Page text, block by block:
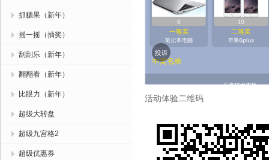
抓糖果（新年）
摇一摇（抽奖）
刮刮乐（新年）
翻翻看（新年）
比眼力（新年）
超级大转盘
超级九宫格2
超级优惠券
活动体验二维码